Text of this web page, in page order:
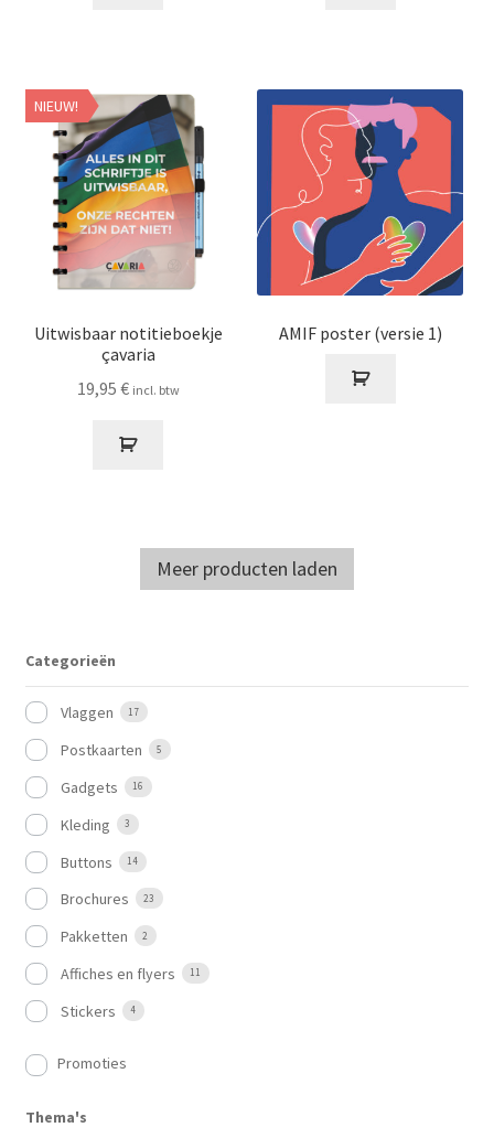
NIEUW!
Uitwisbaar notitieboekje
çavaria
19,95 € incl. btw
AMIF poster (versie 1)
Meer producten laden
Categorieën
Vlaggen 17
Postkaarten 5
Gadgets 16
Kleding 3
Buttons 14
Brochures 23
Pakketten 2
Affiches en flyers 11
Stickers 4
Promoties
Thema's